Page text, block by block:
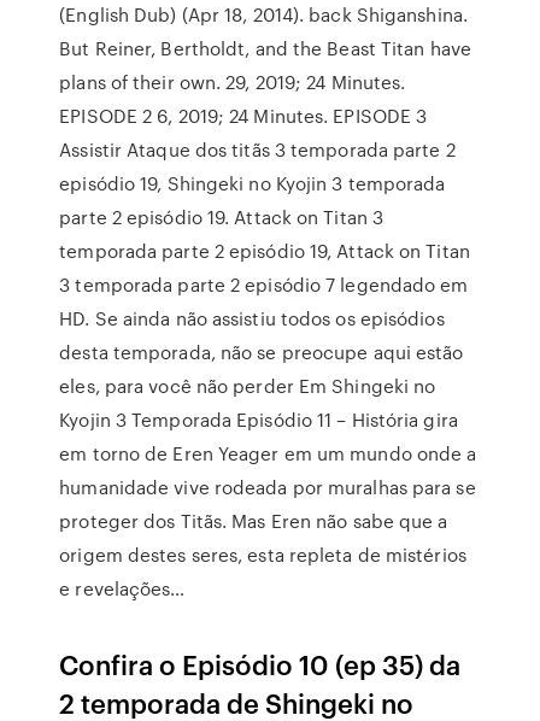
(English Dub) (Apr 18, 2014). back Shiganshina.
But Reiner, Bertholdt, and the Beast Titan have
plans of their own. 29, 2019; 24 Minutes.
EPISODE 2 6, 2019; 24 Minutes. EPISODE 3
Assistir Ataque dos titãs 3 temporada parte 2
episódio 19, Shingeki no Kyojin 3 temporada
parte 2 episódio 19. Attack on Titan 3
temporada parte 2 episódio 19, Attack on Titan
3 temporada parte 2 episódio 7 legendado em
HD. Se ainda não assistiu todos os episódios
desta temporada, não se preocupe aqui estão
eles, para você não perder Em Shingeki no
Kyojin 3 Temporada Episódio 11 – História gira
em torno de Eren Yeager em um mundo onde a
humanidade vive rodeada por muralhas para se
proteger dos Titãs. Mas Eren não sabe que a
origem destes seres, esta repleta de mistérios
e revelações…
Confira o Episódio 10 (ep 35) da
2 temporada de Shingeki no